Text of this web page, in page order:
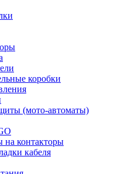
коробки
(мото-автоматы)
на контакторы
кабеля